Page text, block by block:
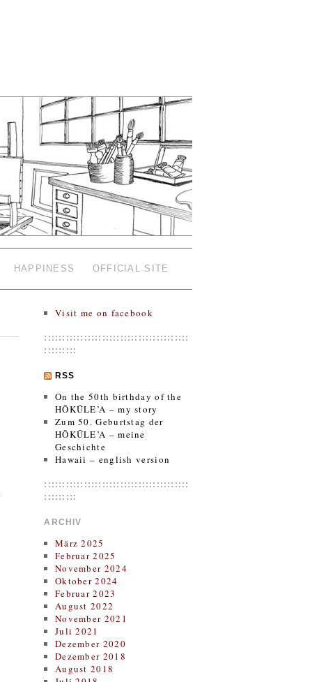
HAPPINESS OFFICIAL SITE
Visit me on facebook
::::::::::::::::::::::::::::::::::::::::
:::::::::
RSS
On the 50th birthday of the
HŌKŪLE’A – my story
Zum 50. Geburtstag der
HŌKŪLE’A – meine
Geschichte
Hawaii – english version
::::::::::::::::::::::::::::::::::::::::
:::::::::
ARCHIV
März 2025
Februar 2025
November 2024
Oktober 2024
Februar 2023
August 2022
November 2021
Juli 2021
Dezember 2020
Dezember 2018
August 2018